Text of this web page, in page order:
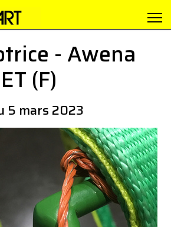
- Awena
(F)
5 mars 2023